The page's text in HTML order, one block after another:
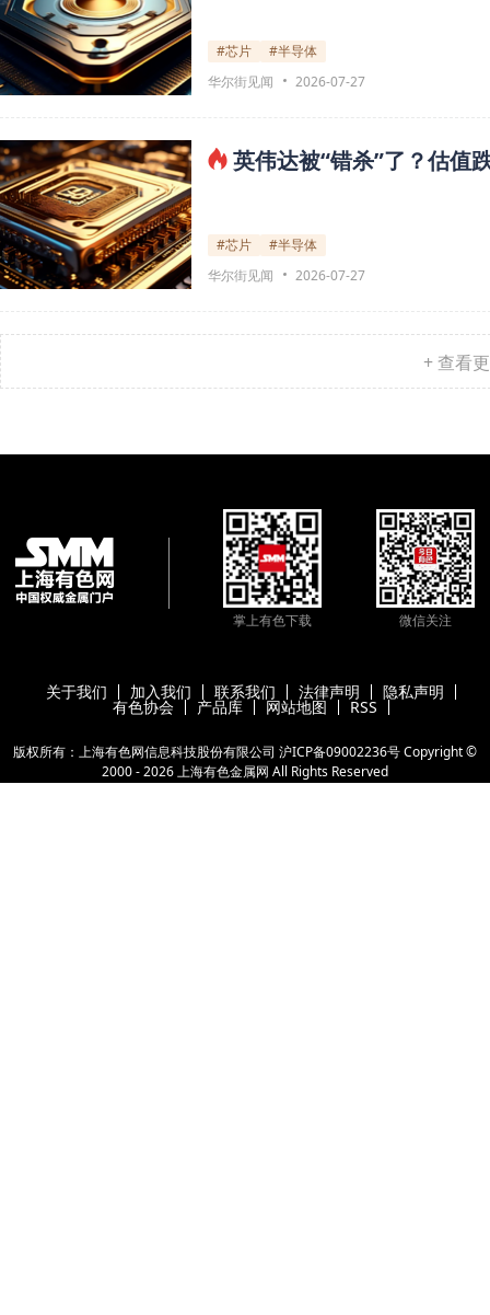
#芯片
#半导体
华尔街见闻
2026-07-27
英伟达被“错杀”了？估值
#芯片
#半导体
华尔街见闻
2026-07-27
+ 查看
掌上有色下载 微信关注
关于我们 加入我们 联系我们 法律声明 隐私声明
有色协会 产品库 网站地图 RSS
版权所有：上海有色网信息科技股份有限公司 沪ICP备09002236号Copyright ©
2000 -2026上海有色金属网 All Rights Reserved